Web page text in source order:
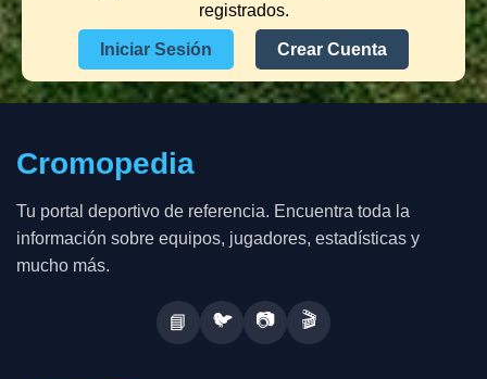
registrados.
Iniciar Sesión Crear Cuenta
Cromopedia
Tu portal deportivo de referencia. Encuentra toda la
información sobre equipos, jugadores, estadísticas y
mucho más.
📘 🐦 📷 🎬